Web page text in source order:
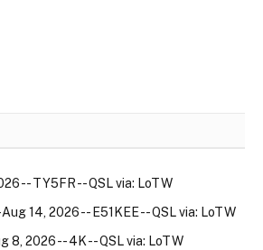
-- TY5FR -- QSL via: LoTW
14, 2026 -- E51KEE -- QSL via: LoTW
8, 2026 -- 4K -- QSL via: LoTW